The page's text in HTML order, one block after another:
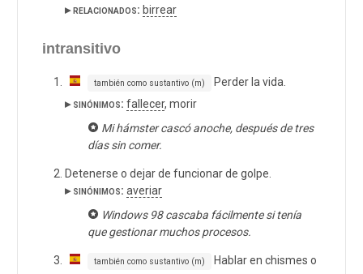
▸ relacionados: birrear
intransitivo
también como sustantivo (m)
Perder la vida.
▸ sinónimos: fallecer, morir
Mi hámster cascó anoche, después de tres
días sin comer.
Detenerse o dejar de funcionar de golpe.
▸ sinónimos: averiar
Windows 98 cascaba fácilmente si tenía
que gestionar muchos procesos.
también como sustantivo (m)
Hablar en chismes o